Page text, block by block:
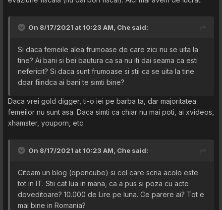
On 8/17/2021 at 10:23 AM, Che said:
Si daca femeile alea frumoase de care zici nu se uita la
tine? Ai bani si bei bautura ca sa nu iti dai seama ca esti
nefericit? Si daca sunt frumoase si stii ca se uita la tine
doar fiindca ai bani te simti bine?
Daca vrei gold digger, ti-o iei pe barba ta, dar majoritatea
femeilor nu sunt asa. Daca simti ca chiar nu mai poti, ai xvideos,
xhamster, youporn, etc.
On 8/17/2021 at 10:23 AM, Che said:
Citeam un blog (opencube) si cel care scria acolo este
tot in IT. Stii cat lua in mana, ca a pus si poza cu acte
doveditoare? 10.000 de Lire pe luna. Ce parere ai? Tot e
mai bine in Romania?